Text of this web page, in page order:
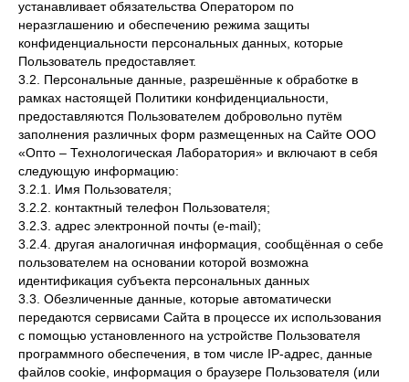
устанавливает обязательства Оператором по
неразглашению и обеспечению режима защиты
конфиденциальности персональных данных, которые
Пользователь предоставляет.
3.2. Персональные данные, разрешённые к обработке в
рамках настоящей Политики конфиденциальности,
предоставляются Пользователем добровольно путём
заполнения различных форм размещенных на Сайте ООО
«Опто – Технологическая Лаборатория» и включают в себя
следующую информацию:
3.2.1. Имя Пользователя;
3.2.2. контактный телефон Пользователя;
3.2.3. адрес электронной почты (e-mail);
3.2.4. другая аналогичная информация, сообщённая о себе
пользователем на основании которой возможна
идентификация субъекта персональных данных
3.3. Обезличенные данные, которые автоматически
передаются сервисами Сайта в процессе их использования
с помощью установленного на устройстве Пользователя
программного обеспечения, в том числе IP-адрес, данные
файлов cookie, информация о браузере Пользователя (или